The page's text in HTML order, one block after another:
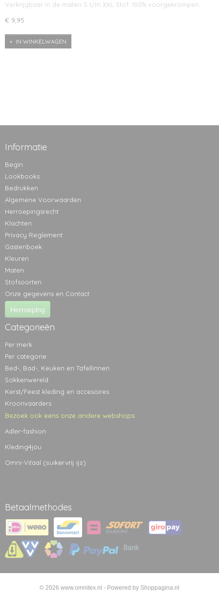
Verkrijgbaar in de maten S t/m XXL Stof: 100% voorgekrompen…
€ 9,95
IN WINKELWAGEN
Informatie
Begin
Lookbooks
Bedrukken
Algemene Voorwaarden
Herroepingsrecht
Klachten
Privacy Reglement
Gastenboek
Kleuren
Maten
Stofsoorten
Onze gegevens en Contact
Herroeping
Categorieën
Per merk
Per categorie
Bed-, Bad-, Keuken en Tafellinnen
Sokkenwereld
Kerst/Feest kleding en accesoires
Kroonvaarders
Bezoek ook eens onze andere webshops:
Adler-fashion
Kleding4jou
Omni-Vitaal (suikervrij ijs)
Betaalmethodes
© 2026 www.omnitex.nl - Powered by Shoppagina.nl